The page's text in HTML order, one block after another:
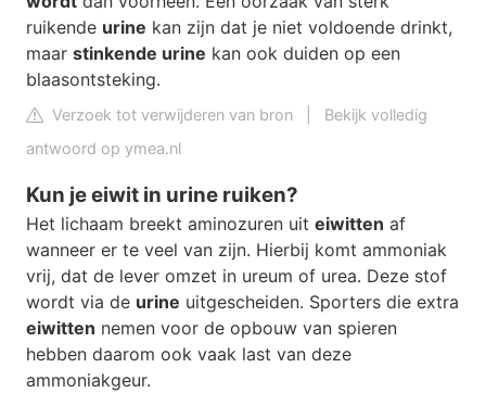
ruikende urine kan zijn dat je niet voldoende drinkt,
maar stinkende urine kan ook duiden op een
blaasontsteking.
Verzoek tot verwijderen van bron
Bekijk volledig
antwoord op ymea.nl
Kun je eiwit in urine ruiken?
Het lichaam breekt aminozuren uit eiwitten af
wanneer er te veel van zijn. Hierbij komt ammoniak
vrij, dat de lever omzet in ureum of urea. Deze stof
wordt via de urine uitgescheiden. Sporters die extra
eiwitten nemen voor de opbouw van spieren
hebben daarom ook vaak last van deze
ammoniakgeur.